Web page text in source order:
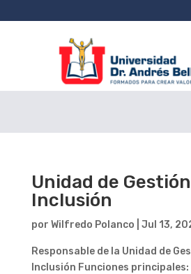
Unidad de
Inclusión
por Wilfredo Polanco Jul 13,
Responsable de la Unidad de
Inclusión Funciones principales: